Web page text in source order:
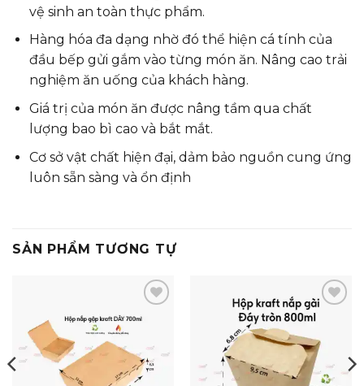
vệ sinh an toàn thực phẩm.
Hàng hóa đa dạng nhờ đó thể hiện cá tính của
đầu bếp gửi gắm vào từng món ăn. Nâng cao trải
nghiệm ăn uống của khách hàng.
Giá trị của món ăn được nâng tầm qua chất
lượng bao bì cao và bắt mắt.
Cơ sở vật chất hiện đại, dảm bảo nguồn cung ứng
luôn sẵn sàng và ổn định
SẢN PHẨM TƯƠNG TỰ
Add to
Add to